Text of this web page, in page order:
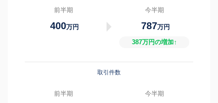
前半期
400万円
今半期
787万円
387万円の増加↑
取引件数
前半期 今半期